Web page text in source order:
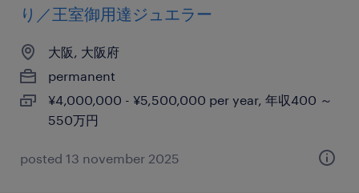
り／王室御用達ジュエラー
大阪, 大阪府
permanent
¥4,000,000 - ¥5,500,000 per year, 年収400 ～
550万円
posted 13 november 2025